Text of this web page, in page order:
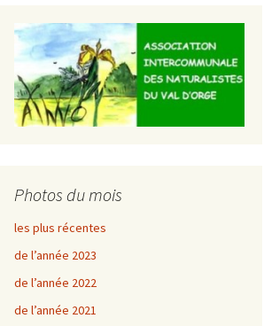
Photos du mois
les plus récentes
de l’année 2023
de l’année 2022
de l’année 2021